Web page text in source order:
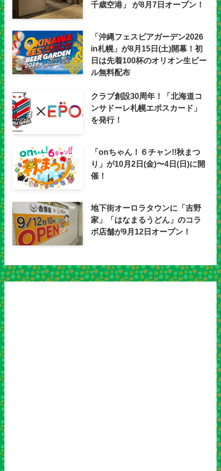
千歳空港」 が8月7日オープン！
「沖縄フェスビアガーデン2026
in札幌」が8月15日(土)開幕！初
日は先着100杯のオリオン生ビー
ル無料配布
クラブ創設30周年！「北海道コ
ンサドーレ札幌エポスカード」
を発行！
「onちゃん！６チャン!!秋まつ
り」が10月2日(金)〜4日(日)に開
催！
地下街オーロラタウンに「吉野
家」「はなまるうどん」のコラ
ボ店舗が9月12日オープン！